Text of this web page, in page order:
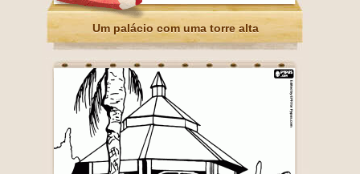
Um palácio com uma torre alta